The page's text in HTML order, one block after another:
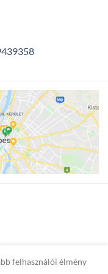
felhasználói élmény